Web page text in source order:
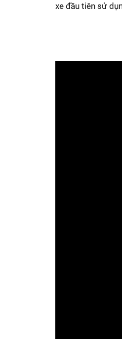
xe đầu tiên sử